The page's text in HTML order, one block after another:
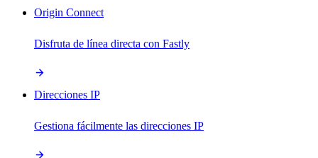
Origin Connect
Disfruta de línea directa con Fastly
Direcciones IP
Gestiona fácilmente las direcciones IP